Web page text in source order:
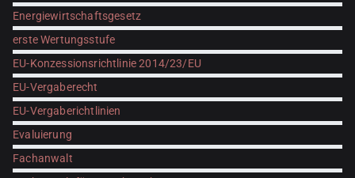
Energiewirtschaftsgesetz
erste Wertungsstufe
EU-Konzessionsrichtlinie 2014/23/EU
EU-Vergaberecht
EU-Vergaberichtlinien
Evaluierung
Fachanwalt